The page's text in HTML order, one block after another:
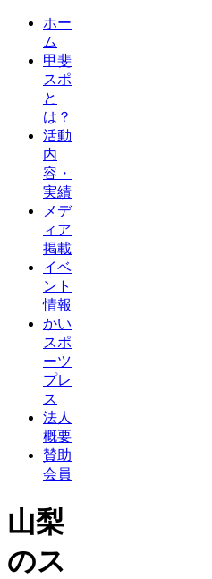
ホー
ム
甲斐
スポ
と
は？
活動
内
容・
実績
メデ
ィア
掲載
イベ
ント
情報
かい
スポ
ーツ
プレ
ス
法人
概要
賛助
会員
山梨
のス